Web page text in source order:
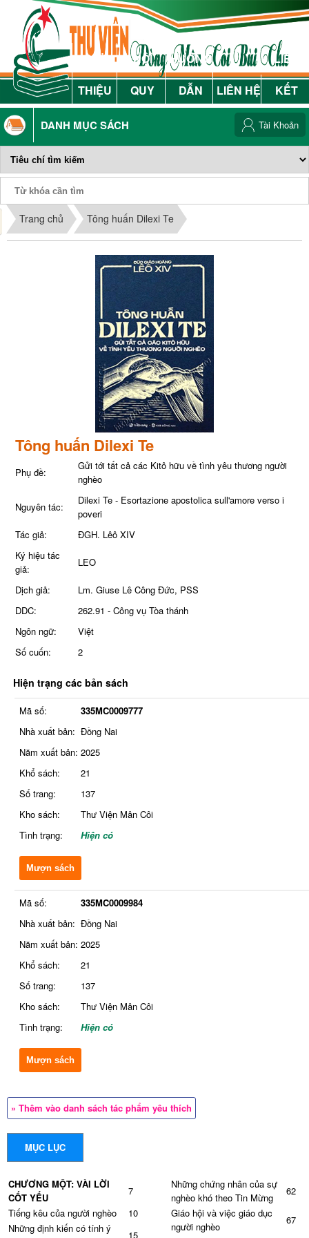
GIỚI
THIỆU
NỘI
QUY
HƯỚNG
DẪN
LIÊN HỆ
LIÊN
KẾT
DANH MỤC SÁCH
Phiếu Sách
Tài Khoản
Trang chủ Tông huấn Dilexi Te
Tông huấn Dilexi Te
Phụ đề:
Gửi tới tất cả các Kitô hữu về tình yêu thương người
nghèo
Nguyên tác:
Dilexi Te - Esortazione apostolica sull'amore verso i
poveri
Tác giả:
ĐGH. Lêô XIV
Ký hiệu tác
giả:
LEO
Dịch giả:
Lm. Giuse Lê Công Đức, PSS
DDC:
262.91 - Công vụ Tòa thánh
Ngôn ngữ:
Việt
Số cuốn:
2
Hiện trạng các bản sách
Mã số:
335MC0009777
Nhà xuất bản: Đồng Nai
Năm xuất bản: 2025
Khổ sách:
21
Số trang:
137
Kho sách:
Thư Viện Mân Côi
Tình trạng:
Hiện có
Mượn sách
Mã số:
335MC0009984
Nhà xuất bản: Đồng Nai
Năm xuất bản: 2025
Khổ sách:
21
Số trang:
137
Kho sách:
Thư Viện Mân Côi
Tình trạng:
Hiện có
Mượn sách
» Thêm vào danh sách tác phẩm yêu thích
MỤC LỤC
CHƯƠNG MỘT: VÀI LỜI
CỐT YẾU
7
Tiếng kêu của người nghèo
10
Những định kiến có tính ý
15
Những chứng nhân của sự
nghèo khó theo Tin Mừng
62
Giáo hội và việc giáo dục
người nghèo
67